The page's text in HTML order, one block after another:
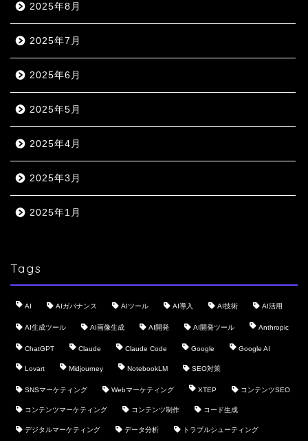
2025年8月
2025年7月
2025年6月
2025年5月
2025年4月
2025年3月
2025年1月
Tags
AI AIガバナンス AIツール AI導入 AI技術 AI活用
AI生成ツール AI画像生成 AI開発 AI開発ツール Anthropic
ChatGPT Claude Claude Code Google Google AI
Lovart Midjourney NotebookLM SEO対策
SNSマーケティング Webマーケティング XTEP コンテンツSEO
コンテンツマーケティング コンテンツ制作 コード生成
デジタルマーケティング データ分析 トラブルシューティング